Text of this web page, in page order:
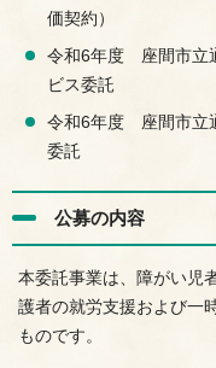
価契約）
令和6年度 座間市立
ビス委託
令和6年度 座間市立
委託
公募の内容
本委託事業は、障がい児
護者の就労支援および一
ものです。